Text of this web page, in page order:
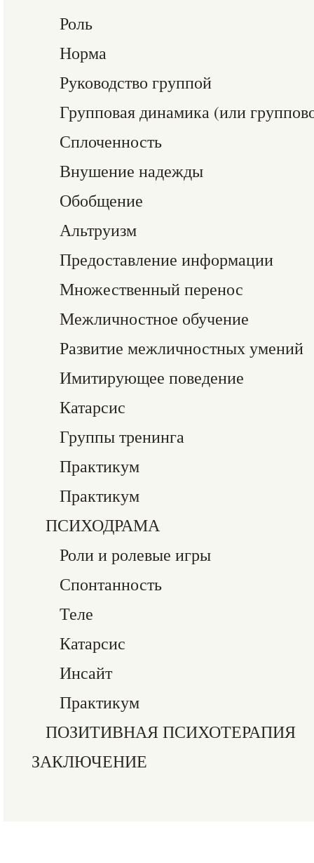
Роль
Норма
Руководство группой
Групповая динамика (или
Сплоченность
Внушение надежды
Обобщение
Альтруизм
Предоставление информации
Множественный перенос
Межличностное обучение
Развитие межличностных умений
Имитирующее поведение
Катарсис
Группы тренинга
Практикум
Практикум
ПСИХОДРАМА
Роли и ролевые игры
Спонтанность
Теле
Катарсис
Инсайт
Практикум
ПОЗИТИВНАЯ ПСИХОТЕРАПИЯ
ЗАКЛЮЧЕНИЕ